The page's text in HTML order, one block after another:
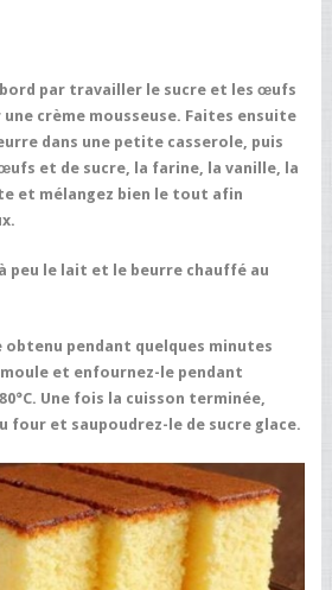
par travailler le sucre et les œufs
crème mousseuse. Faites ensuite
dans une petite casserole, puis
et de sucre, la farine, la vanille, la
et mélangez bien le tout afin
peu le lait et le beurre chauffé au
obtenu pendant quelques minutes
et enfournez-le pendant
Une fois la cuisson terminée,
four et saupoudrez-le de sucre glace.